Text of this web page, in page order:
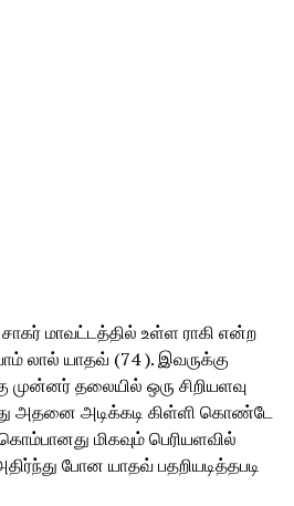
சாகர் மாவட்டத்தில் உள்ள ராகி என்ற
லால் யாதவ் (74 ). இவருக்கு
முன்னர் தலையில் ஒரு சிறியளவு
அதனை அடிக்கடி கிள்ளி கொண்டே
மிகவும் பெரியளவில்
போன யாதவ் பதறியடித்தபடி